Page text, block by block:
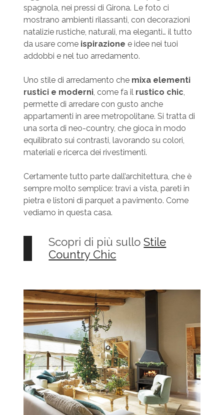
spagnola, nei pressi di Girona. Le foto ci
mostrano ambienti rilassanti, con decorazioni
natalizie rustiche, naturali, ma eleganti… il tutto
da usare come ispirazione e idee nei tuoi
addobbi e nel tuo arredamento.
Uno stile di arredamento che mixa elementi
rustici e moderni, come fa il rustico chic,
permette di arredare con gusto anche
appartamenti in aree metropolitane. Si tratta di
una sorta di neo-country, che gioca in modo
equilibrato sui contrasti, lavorando su colori,
materiali e ricerca dei rivestimenti.
Certamente tutto parte dall’architettura, che è
sempre molto semplice: travi a vista, pareti in
pietra e listoni di parquet a pavimento. Come
vediamo in questa casa.
Scopri di più sulloStile
Country Chic